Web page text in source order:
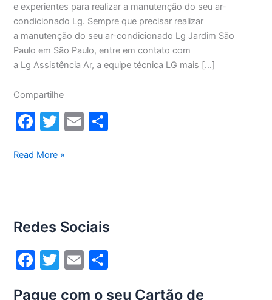
e experientes para realizar a manutenção do seu ar-
condicionado Lg. Sempre que precisar realizar
a manutenção do seu ar-condicionado Lg Jardim São
Paulo em São Paulo, entre em contato com
a Lg Assistência Ar, a equipe técnica LG mais […]
Compartilhe
F
c
o
o
k
T
itt
E
Manutenção
São
Read More »
Redes Sociais
F
T
E
Pague com o seu Cartão de